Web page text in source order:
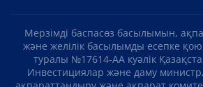
Мерзімді баспасөз басылымын,
және желілік басылымды есепке
туралы №17614-АА куәлік
Инвестициялар және даму